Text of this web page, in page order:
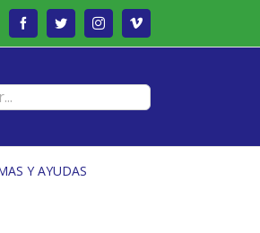
FacebookTwitterInstagramVimeo
Y AYUDAS